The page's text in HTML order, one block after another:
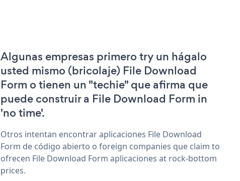
Algunas empresas primero try un hágalo
usted mismo (bricolaje) File Download
Form o tienen un "techie" que afirma que
puede construir a File Download Form in
'no time'.
Otros intentan encontrar aplicaciones File Download
Form de código abierto o foreign companies que claim to
ofrecen File Download Form aplicaciones at rock-bottom
prices.